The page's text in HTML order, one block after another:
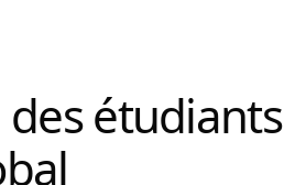
des étudiants